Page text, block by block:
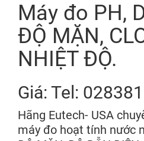
Máy đo PH,
ĐỘ MẶN,
NHIỆT ĐỘ.
Giá: Tel:
Hãng Eutech- USA
máy đo hoạt tính nước